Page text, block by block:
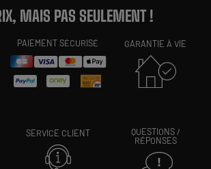
MAIS PAS SEULEMENT !
PAIEMENT SÉCURISÉ GARANTIE À VIE
SERVICE CLIENT
QUESTIONS /
RÉPONSES